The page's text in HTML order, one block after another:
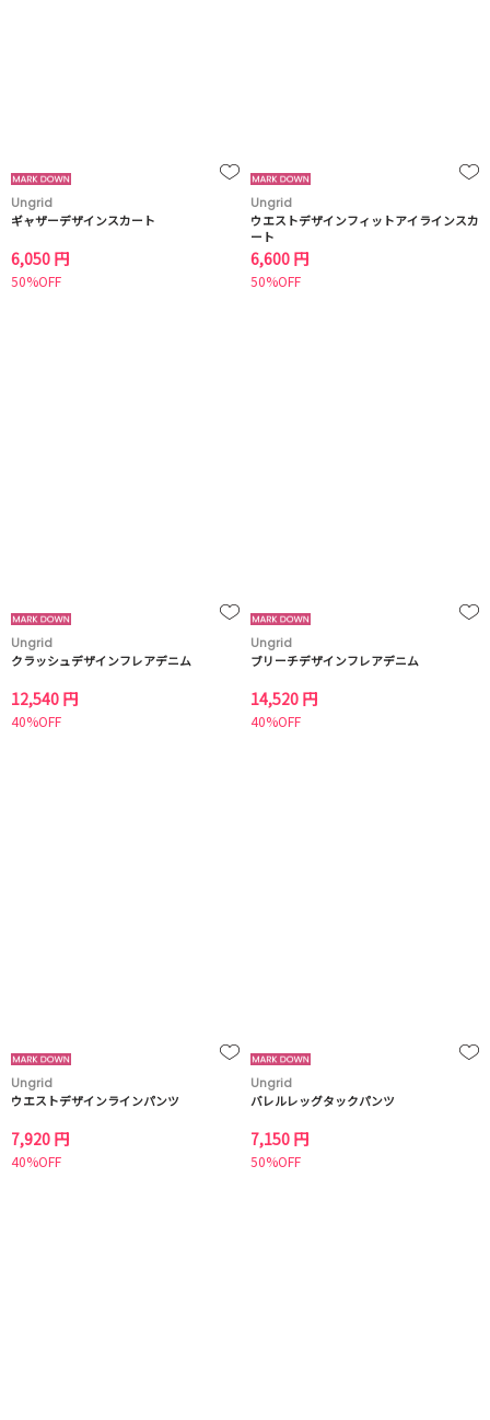
Ungrid
ギャザーデザインスカート
6,050 円
50%OFF
Ungrid
ウエストデザインフィットアイラインスカ
ート
6,600 円
50%OFF
Ungrid
クラッシュデザインフレアデニム
12,540 円
40%OFF
Ungrid
ブリーチデザインフレアデニム
14,520 円
40%OFF
Ungrid
ウエストデザインラインパンツ
7,920 円
40%OFF
Ungrid
バレルレッグタックパンツ
7,150 円
50%OFF